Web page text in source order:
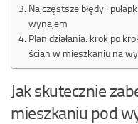
Najczęstsze błędy i
wynajem
Plan działania: krok po
ścian w mieszkaniu na
Jak skutecznie
mieszkaniu pod